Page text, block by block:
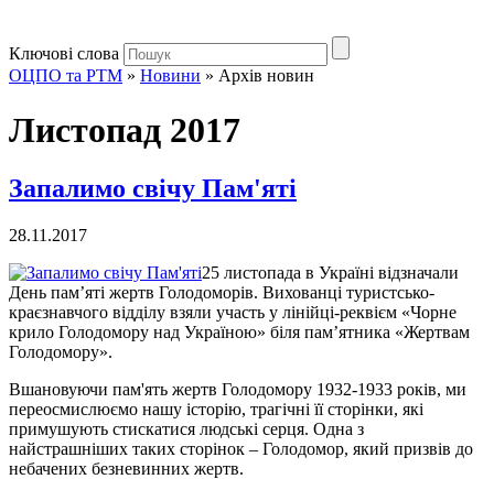
Ключові слова
ОЦПО та РТМ » Новини » Архів новин
Листопад 2017
Запалимо свічу Пам'яті
28.11.2017
25 листопада в Україні відзначали
День пам’яті жертв Голодоморів. Вихованці туристсько-
краєзнавчого відділу взяли участь у лінійці-реквієм «Чорне
крило Голодомору над Україною» біля пам’ятника «Жертвам
Голодомору».
Вшановуючи пам'ять жертв Голодомору 1932-1933 років, ми
переосмислюємо нашу історію, трагічні її сторінки, які
примушують стискатися людські серця. Одна з
найстрашніших таких сторінок – Голодомор, який призвів до
небачених безневинних жертв.